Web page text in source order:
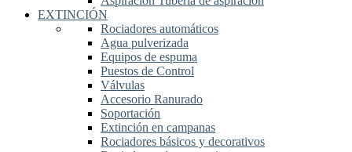
EXTINCIÓN
Rociadores automáticos
Agua pulverizada
Equipos de espuma
Puestos de Control
Válvulas
Accesorio Ranurado
Soportación
Extinción en campanas
Rociadores básicos y decorativos